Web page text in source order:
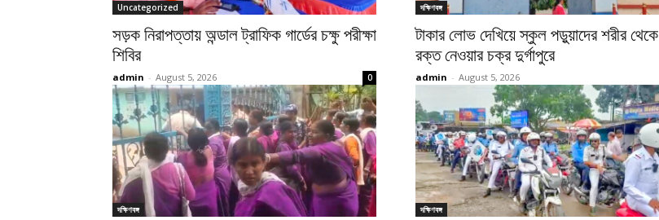
Uncategorized
সড়ক নিরাপত্তায় অন্ডাল ট্রাফিক গার্ডের চক্ষু পরীক্ষা
শিবির
admin - August 5, 2026 0
দক্ষিণবঙ্গ
টাকার লোভ দেখিয়ে স্কুল পড়ুয়াদের শরীর থেকে
রক্ত নেওয়ার চক্র দুর্গাপুরে
admin - August 5, 2026
দক্ষিণবঙ্গ দক্ষিণবঙ্গ